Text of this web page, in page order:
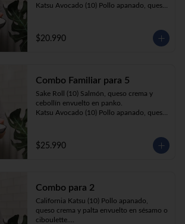
Katsu Avocado (10) Pollo apanado, queso
y palta envuelta en sésamo o ciboulette.
Gyosas a elección (5u) + Bebida 1.5lt a
**Imagen Referencial**
$20.990
Combo Familiar para 5
Sake Roll (10) Salmón, queso crema y
cebollín envuelto en panko.
Katsu Avocado (10) Pollo apanado, queso
cebollín, envuelto en ciboulette o sesamo.
Tempura ebi avocado (10) Camarón
queso crema y palta envuelto en sésamo o
ciboulette.
Gyosas a elección (5u) + Bebida 1.5lt a
elección
$25.990
Combo para 2
California Katsu (10) Pollo apanado,
queso crema y palta envuelto en sésamo o
ciboulette.